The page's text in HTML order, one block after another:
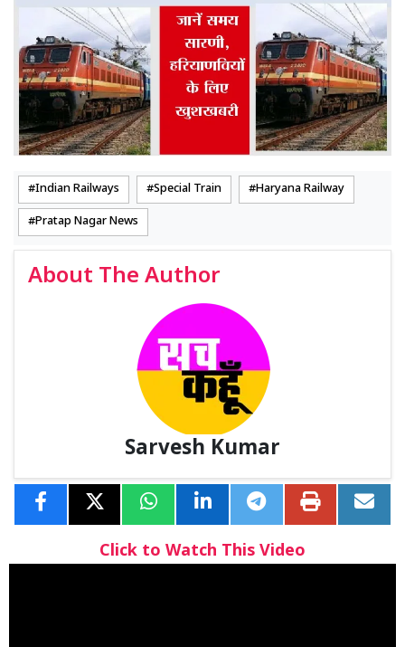
Indian Railways Special Train Haryana Railway
Pratap Nagar News
About The Author
Sarvesh Kumar
Click to Watch This Video